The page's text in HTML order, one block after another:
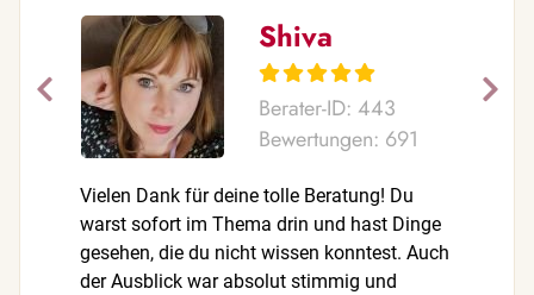
Shiva
Berater-ID: 443
Bewertungen: 691
Vielen Dank für deine tolle Beratung! Du
warst sofort im Thema drin und hast Dinge
gesehen, die du nicht wissen konntest. Auch
der Ausblick war absolut stimmig und